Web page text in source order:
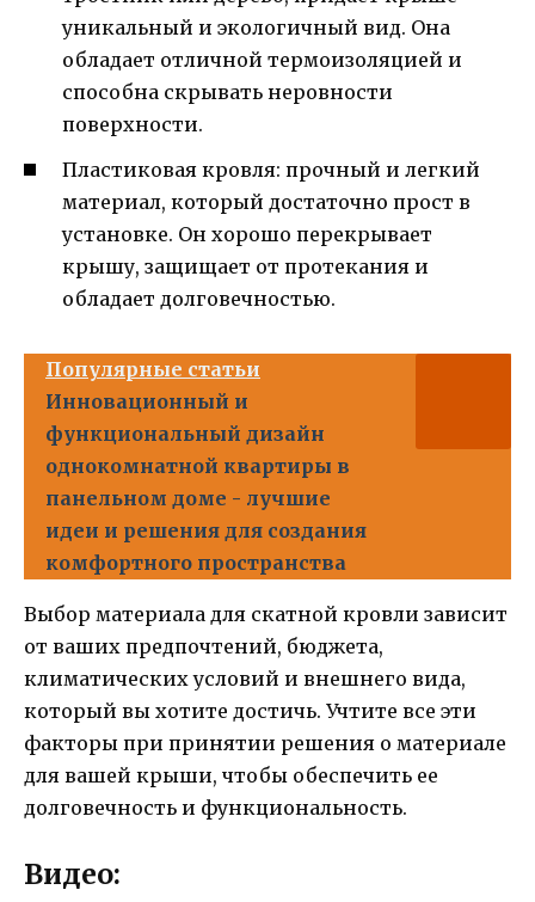
уникальный и экологичный вид. Она
обладает отличной термоизоляцией и
способна скрывать неровности
поверхности.
Пластиковая кровля: прочный и легкий
материал, который достаточно прост в
установке. Он хорошо перекрывает
крышу, защищает от протекания и
обладает долговечностью.
Популярные статьи
Инновационный и
функциональный дизайн
однокомнатной квартиры в
панельном доме - лучшие
идеи и решения для создания
комфортного пространства
Выбор материала для скатной кровли зависит
от ваших предпочтений, бюджета,
климатических условий и внешнего вида,
который вы хотите достичь. Учтите все эти
факторы при принятии решения о материале
для вашей крыши, чтобы обеспечить ее
долговечность и функциональность.
Видео: